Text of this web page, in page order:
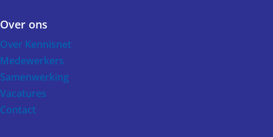
Over ons
Over Kennisnet
Medewerkers
Samenwerking
Vacatures
Contact